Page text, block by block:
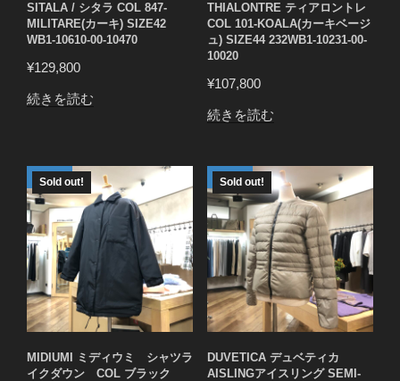
SITALA / シタラ COL 847-
MILITARE(カーキ) SIZE42
WB1-10610-00-10470
¥129,800
続きを読む
THIALONTRE ティアロントレ
COL 101-KOALA(カーキベージ
ュ) SIZE44 232WB1-10231-00-
10020
¥107,800
続きを読む
Sold out!
MIDIUMI ミディウミ シャツラ
イクダウン COL ブラック
Sold out!
DUVETICA デュベティカ
AISLINGアイスリング SEMI-